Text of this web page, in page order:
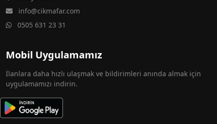
info@cikmafar.com
0505 631 23 31
Mobil Uygulamamız
İlanlara daha hızlı ulaşmak ve bildirimleri anında almak için
uygulamamızı indirin.